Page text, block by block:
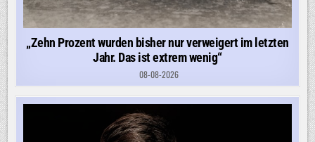
„Zehn Prozent wurden bisher nur verweigert im letzten
Jahr. Das ist extrem wenig“
08-08-2026